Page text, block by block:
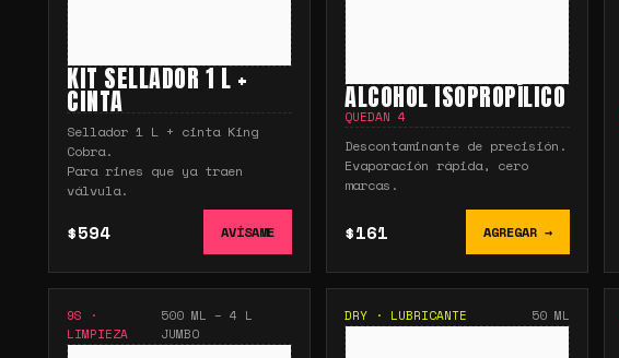
KIT SELLADOR 1 L +
CINTA
Sellador 1 L + cinta King
Cobra.
Para rines que ya traen
válvula.
$594 AVÍSAME
ALCOHOL ISOPROPÍLICO
QUEDAN 4
Descontaminante de precisión.
Evaporación rápida, cero
marcas.
$161 AGREGAR →
9S ·
LIMPIEZA
500 ML – 4 L
JUMBO
DRY · LUBRICANTE 50 ML